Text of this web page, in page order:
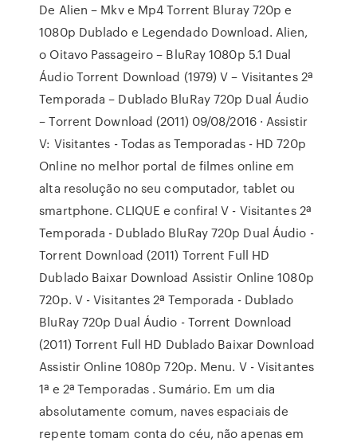
De Alien – Mkv e Mp4 Torrent Bluray 720p e
1080p Dublado e Legendado Download. Alien,
o Oitavo Passageiro – BluRay 1080p 5.1 Dual
Áudio Torrent Download (1979) V – Visitantes 2ª
Temporada – Dublado BluRay 720p Dual Áudio
– Torrent Download (2011) 09/08/2016 · Assistir
V: Visitantes - Todas as Temporadas - HD 720p
Online no melhor portal de filmes online em
alta resolução no seu computador, tablet ou
smartphone. CLIQUE e confira! V - Visitantes 2ª
Temporada - Dublado BluRay 720p Dual Áudio -
Torrent Download (2011) Torrent Full HD
Dublado Baixar Download Assistir Online 1080p
720p. V - Visitantes 2ª Temporada - Dublado
BluRay 720p Dual Áudio - Torrent Download
(2011) Torrent Full HD Dublado Baixar Download
Assistir Online 1080p 720p. Menu. V - Visitantes
1ª e 2ª Temporadas . Sumário. Em um dia
absolutamente comum, naves espaciais de
repente tomam conta do céu, não apenas em